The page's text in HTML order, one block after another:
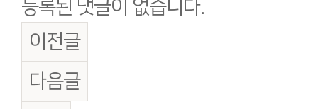
등록된 댓글이 없습니다.
이전글
다음글